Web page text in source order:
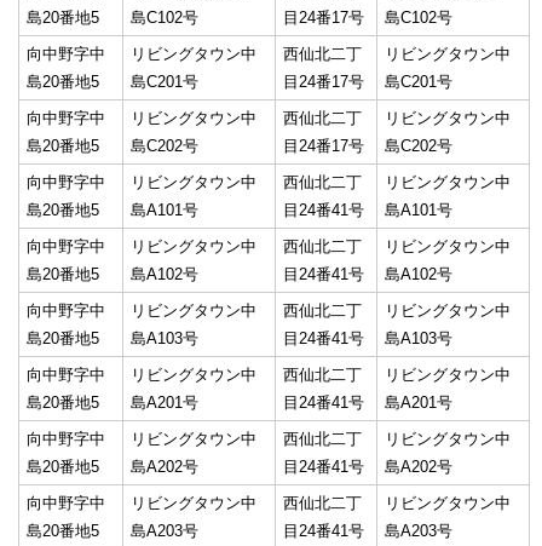
島20番地5
島C102号
目24番17号
島C102号
向中野字中
島20番地5
リビングタウン中
島C201号
西仙北二丁
目24番17号
リビングタウン中
島C201号
向中野字中
島20番地5
リビングタウン中
島C202号
西仙北二丁
目24番17号
リビングタウン中
島C202号
向中野字中
島20番地5
リビングタウン中
島A101号
西仙北二丁
目24番41号
リビングタウン中
島A101号
向中野字中
島20番地5
リビングタウン中
島A102号
西仙北二丁
目24番41号
リビングタウン中
島A102号
向中野字中
島20番地5
リビングタウン中
島A103号
西仙北二丁
目24番41号
リビングタウン中
島A103号
向中野字中
島20番地5
リビングタウン中
島A201号
西仙北二丁
目24番41号
リビングタウン中
島A201号
向中野字中
島20番地5
リビングタウン中
島A202号
西仙北二丁
目24番41号
リビングタウン中
島A202号
向中野字中
島20番地5
リビングタウン中
島A203号
西仙北二丁
目24番41号
リビングタウン中
島A203号